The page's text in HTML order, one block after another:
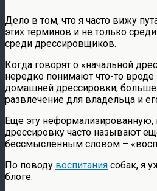
Дело в том, что я часто вижу
этих терминов и не только
среди дрессировщиков.
Когда говорят о «начальной
нередко понимают что-то вроде
домашней дрессировки,
развлечение для владельца и
Еще эту неформализированную,
дрессировку часто называют
бессмысленным словом –
По поводу воспитания собак, я
блоге.